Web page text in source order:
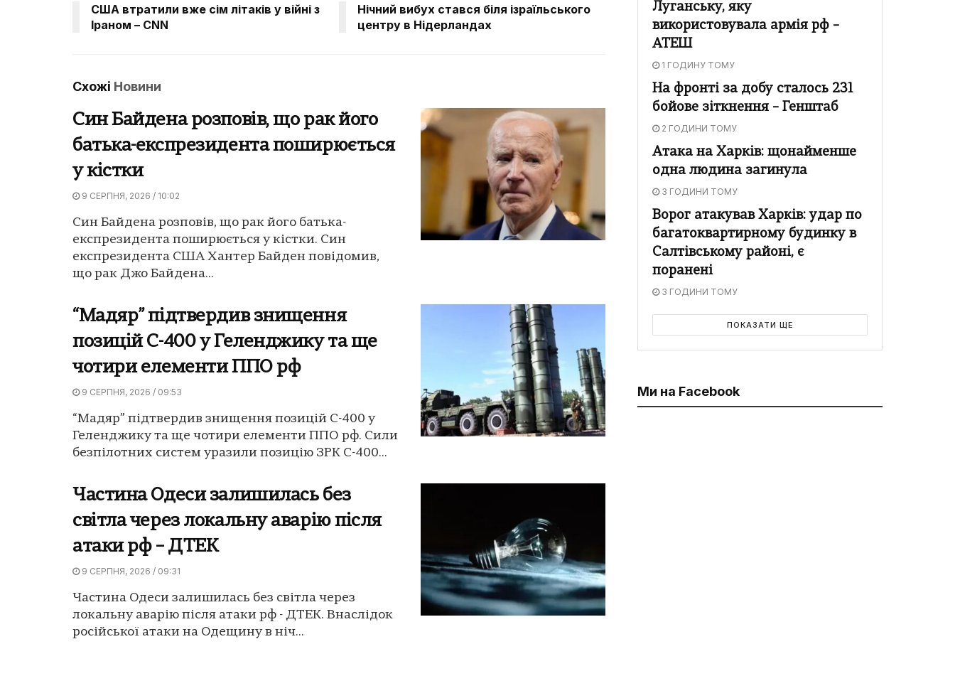
США втратили вже сім літаків у війні з
Іраном – CNN
Нічний вибух стався біля ізраїльського
центру в Нідерландах
Схожі Новини
Син Байдена розповів, що рак його
батька-експрезидента поширюється
у кістки
9 СЕРПНЯ, 2026 / 10:02
Син Байдена розповів, що рак його батька-
експрезидента поширюється у кістки. Син
експрезидента США Хантер Байден повідомив,
що рак Джо Байдена...
“Мадяр” підтвердив знищення
позицій С-400 у Геленджику та ще
чотири елементи ППО рф
9 СЕРПНЯ, 2026 / 09:53
“Мадяр” підтвердив знищення позицій С-400 у
Геленджику та ще чотири елементи ППО рф. Сили
безпілотних систем уразили позицію ЗРК С-400...
Частина Одеси залишилась без
світла через локальну аварію після
атаки рф – ДТЕК
9 СЕРПНЯ, 2026 / 09:31
Частина Одеси залишилась без світла через
локальну аварію після атаки рф - ДТЕК. Внаслідок
російської атаки на Одещину в ніч...
Луганську, яку
використовувала армія рф –
АТЕШ
1 ГОДИНУ ТОМУ
На фронті за добу сталось 231
бойове зіткнення – Генштаб
2 ГОДИНИ ТОМУ
Атака на Харків: щонайменше
одна людина загинула
3 ГОДИНИ ТОМУ
Ворог атакував Харків: удар по
багатоквартирному будинку в
Салтівському районі, є
поранені
3 ГОДИНИ ТОМУ
ПОКАЗАТИ ЩЕ
Ми на Facebook